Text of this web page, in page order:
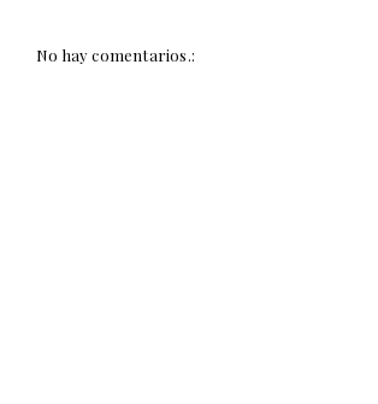
No hay comentarios.: